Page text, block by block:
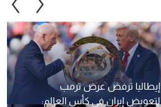
إيطاليا ترفض عرض ترمب
لتعويض إيران في كأس العالم: